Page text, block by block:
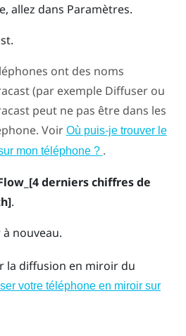
allez dans Paramètres.
.
ont des noms
(par exemple Diffuser ou
peut ne pas être dans les
Voir Où puis-je trouver le
mon téléphone ? .
derniers chiffres de
.
à nouveau.
la diffusion en miroir du
votre téléphone en miroir sur